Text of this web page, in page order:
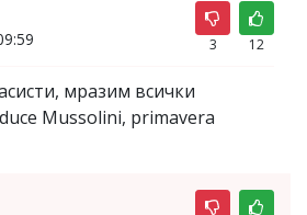
3 12
мразим всички
Mussolini, primavera